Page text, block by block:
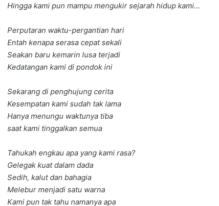
Hingga kami pun mampu mengukir sejarah hidup kami…
Perputaran waktu-pergantian hari
Entah kenapa serasa cepat sekali
Seakan baru kemarin lusa terjadi
Kedatangan kami di pondok ini
Sekarang di penghujung cerita
Kesempatan kami sudah tak lama
Hanya menungu waktunya tiba
saat kami tinggalkan semua
Tahukah engkau apa yang kami rasa?
Gelegak kuat dalam dada
Sedih, kalut dan bahagia
Melebur menjadi satu warna
Kami pun tak tahu namanya apa